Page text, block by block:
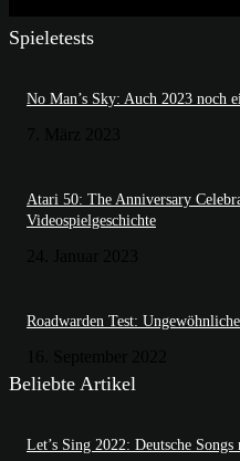
Spieletests
No Man’s Sky: Auch 2023 noch
Atari 50: The Anniversary
Videospielgeschichte
Roadwarden Test:
Beliebte Artikel
Let’s Sing 2022: Deutsche